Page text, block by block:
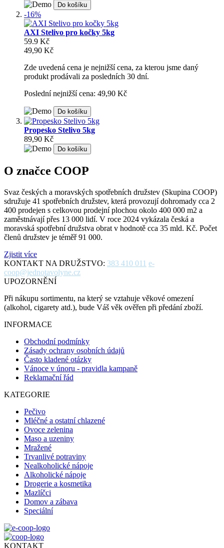
Do košíku
-16%
AXI Stelivo pro kočky 5kg
59.9 Kč
49,90 Kč
Zde uvedená cena je nejnižší cena, za kterou jsme daný
produkt prodávali za posledních 30 dní.
Poslední nejnižší cena: 49,90 Kč
Do košíku
Propesko Stelivo 5kg
89,90 Kč
Do košíku
O značce COOP
Svaz českých a moravských spotřebních družstev (Skupina COOP)
sdružuje 41 spotřebních družstev, která provozují dohromady cca 2
400 prodejen s celkovou prodejní plochou okolo 400 000 m2 a
zaměstnávají přes 13 000 lidí. V roce 2024 vykázala česká a
moravská spotřební družstva obrat v hodnotě cca 35 mld. Kč. Počet
členů družstev je téměř 91 000.
Zjistit více
KONTAKT NA DRUŽSTVO: 383 410 011 e-
coop@jednotavolyne.cz
UPOZORNĚNÍ
Při nákupu sortimentu, na který se vztahuje věkové omezení
(alkohol, cigarety atd.), bude Váš věk ověřen při předání zboží.
INFORMACE
Obchodní podmínky
Zásady ochrany osobních údajů
Často kladené otázky
Vánoce v únoru - pravidla kampaně
Reklamační řád
KATEGORIE
Pečivo
Mléčné a ostatní chlazené
Ovoce zelenina
Maso a uzeniny
Mražené
Trvanlivé potraviny
Nealkoholické nápoje
Alkoholické nápoje
Drogerie a kosmetika
Mazlíčci
Domov a zábava
Speciální
KONTAKT